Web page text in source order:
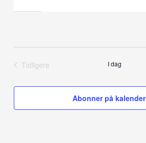
Tidligere
I dag
Abonner på kalender